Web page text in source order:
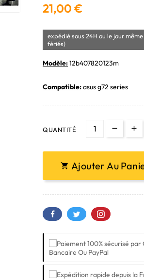
21,00 €
expédié sous 24H ou le jour
fériés)
Modèle:12b407820123m
Compatible:asus g72 series
QUANTITÉ
 Ajouter Au
Bancaire Ou PayPal